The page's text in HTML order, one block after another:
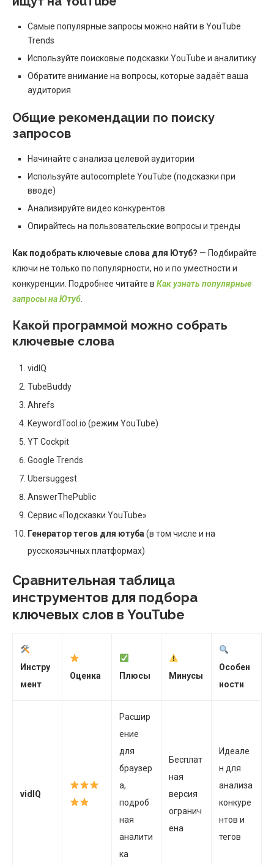
Самые популярные запросы можно найти в YouTube
Trends
Используйте поисковые подсказки YouTube и аналитику
Обратите внимание на вопросы, которые задаёт ваша
аудитория
Общие рекомендации по поиску
запросов
Начинайте с анализа целевой аудитории
Используйте autocomplete YouTube (подсказки при
вводе)
Анализируйте видео конкурентов
Опирайтесь на пользовательские вопросы и тренды
Как подобрать ключевые слова для Ютуб? — Подбирайте
ключи не только по популярности, но и по уместности и
конкуренции. Подробнее читайте в Как узнать популярные
запросы на Ютуб
Какой программой можно собрать
ключевые слова
vidIQ
TubeBuddy
Ahrefs
KeywordTool.io (режим YouTube)
YT Cockpit
Google Trends
Ubersuggest
AnswerThePublic
Сервис «Подсказки YouTube»
Генератор тегов для ютуба (в том числе и на
русскоязычных платформах)
Сравнительная таблица
инструментов для подбора
ключевых слов в YouTube
Инстру
мент
Оценка Плюсы Минусы
Особен
ности
vidIQ
Расшир
ение
для
браузер
а,
подроб
ная
аналити
ка
Бесплат
ная
версия
огранич
ена
Идеале
н для
анализа
конкуре
нтов и
тегов